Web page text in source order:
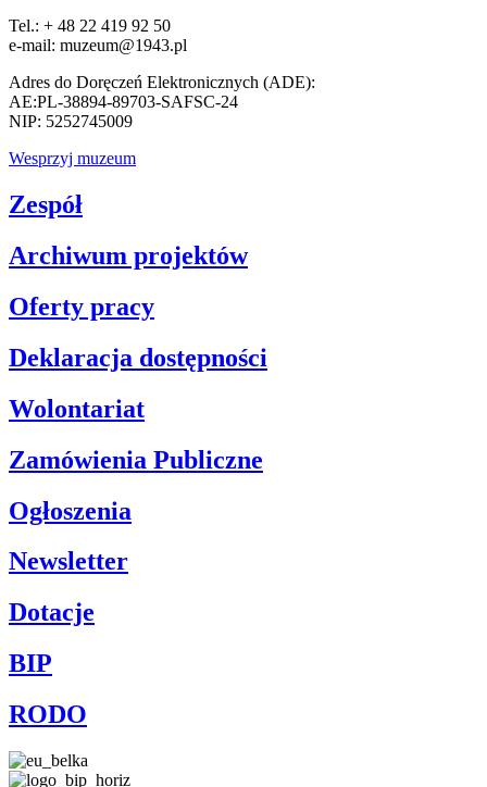
Tel.: + 48 22 419 92 50
e-mail: muzeum@1943.pl
Adres do Doręczeń Elektronicznych (ADE):
AE:PL-38894-89703-SAFSC-24
NIP: 5252745009
Wesprzyj muzeum
Zespół
Archiwum projektów
Oferty pracy
Deklaracja dostępności
Wolontariat
Zamówienia Publiczne
Ogłoszenia
Newsletter
Dotacje
BIP
RODO